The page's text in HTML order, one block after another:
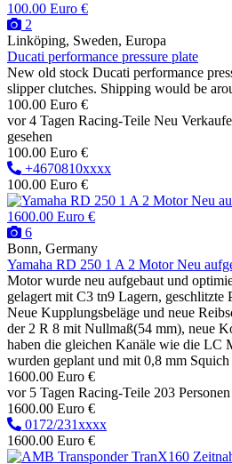
100.00 Euro €
2
Linköping, Sweden, Europa
Ducati performance pressure plate
New old stock Ducati performance
slipper clutches. Shipping would be
100.00 Euro €
vor 4 Tagen Racing-Teile Neu
gesehen
100.00 Euro €
+4670810xxxx
100.00 Euro €
1600.00 Euro €
6
Bonn, Germany
Yamaha RD 250 1 A 2 Motor Neu
Motor wurde neu aufgebaut und
gelagert mit C3 tn9 Lagern, geschlitzte
Neue Kupplungsbeläge und neue
der 2 R 8 mit Nullmaß(54 mm), neue
haben die gleichen Kanäle wie die LC
wurden geplant und mit 0,8 mm
1600.00 Euro €
vor 5 Tagen Racing-Teile 203
1600.00 Euro €
0172/231xxxx
1600.00 Euro €